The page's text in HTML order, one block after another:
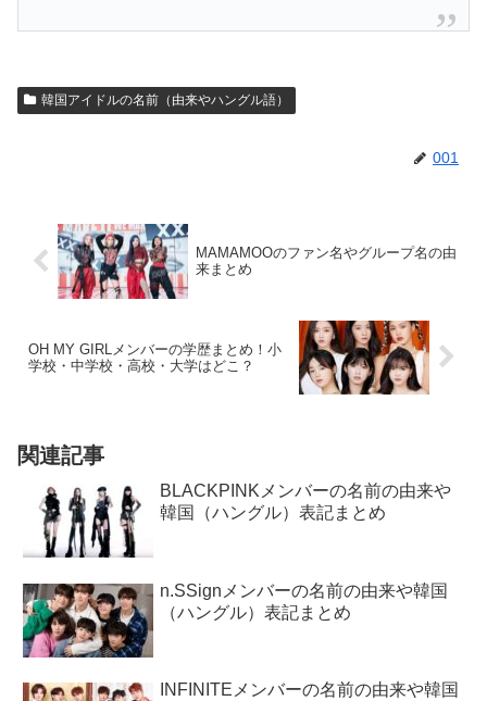
韓国アイドルの名前（由来やハングル語）
001
MAMAMOOのファン名やグループ名の由
来まとめ
OH MY GIRLメンバーの学歴まとめ！小
学校・中学校・高校・大学はどこ？
関連記事
BLACKPINKメンバーの名前の由来や
韓国（ハングル）表記まとめ
n.SSignメンバーの名前の由来や韓国
（ハングル）表記まとめ
INFINITEメンバーの名前の由来や韓国